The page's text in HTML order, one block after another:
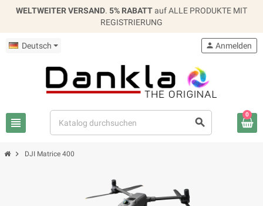
WELTWEITER VERSAND. 5% RABATTauf ALLE PRODUKTE MIT
REGISTRIERUNG
Deutsch
view_headline search
person Anmelden
0
chevron_right DJI Matrice 400